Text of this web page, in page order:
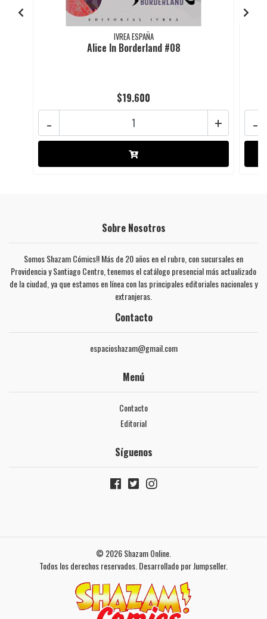
IVREA ESPAÑA
Alice In Borderland #08
$19.600
+
- -
Sobre Nosotros
Somos Shazam Cómics!! Más de 20 años en el rubro, con sucursales en
Providencia y Santiago Centro, tenemos el catálogo presencial más actualizado
de la ciudad, ya que estamos en línea con las principales editoriales nacionales y
extranjeras.
Contacto
espacioshazam@gmail.com
Menú
Contacto
Editorial
Síguenos
© 2026 Shazam Online.
Todos los derechos reservados.Desarrollado por Jumpseller.